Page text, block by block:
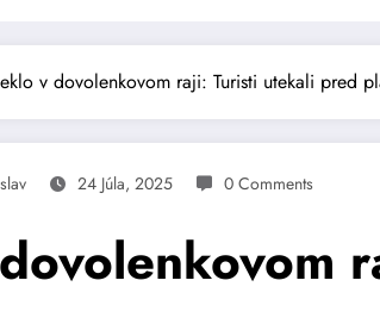
v dovolenkovom raji: Turisti utekali pred
24 Júla, 2025 0 Comments